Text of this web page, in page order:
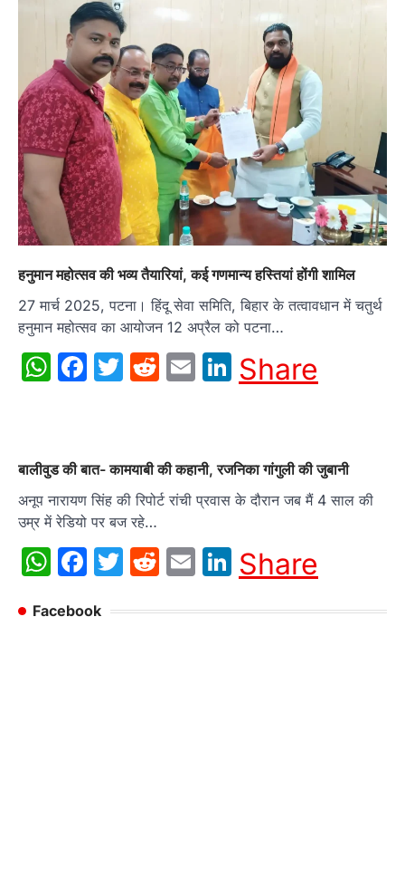
हनुमान महोत्सव की भव्य तैयारियां, कई गणमान्य हस्तियां होंगी शामिल
27 मार्च 2025, पटना। हिंदू सेवा समिति, बिहार के तत्वावधान में चतुर्थ
हनुमान महोत्सव का आयोजन 12 अप्रैल को पटना…
WhatsApp
Facebook
Twitter
Reddit
EmailLinkedIn
Share
बालीवुड की बात- कामयाबी की कहानी, रजनिका गांगुली की जुबानी
अनूप नारायण सिंह की रिपोर्ट रांची प्रवास के दौरान जब मैं 4 साल की
उम्र में रेडियो पर बज रहे…
WhatsApp
Facebook
Twitter
Reddit
EmailLinkedIn
Share
Facebook